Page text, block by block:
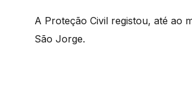
A Proteção Civil registou, até ao
São Jorge.